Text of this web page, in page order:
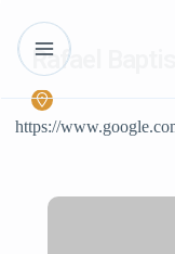
Rafael
https://